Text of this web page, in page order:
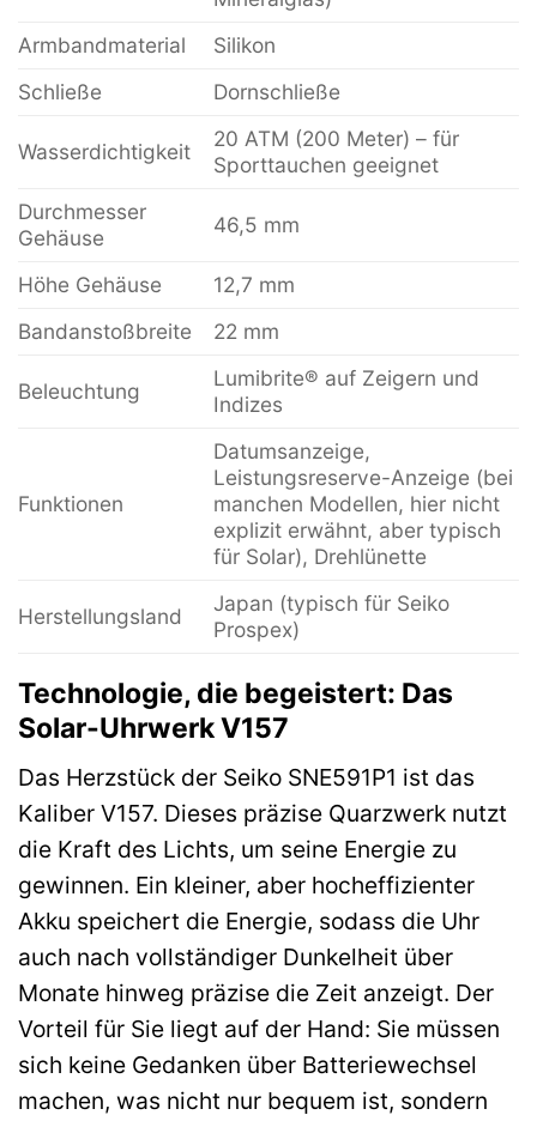
Armbandmaterial
Silikon
Schließe
Dornschließe
Wasserdichtigkeit
20 ATM (200 Meter) – für
Sporttauchen geeignet
Durchmesser
Gehäuse
46,5 mm
Höhe Gehäuse
12,7 mm
Bandanstoßbreite
22 mm
Beleuchtung
Lumibrite® auf Zeigern und
Indizes
Funktionen
Datumsanzeige,
Leistungsreserve-Anzeige (bei
manchen Modellen, hier nicht
explizit erwähnt, aber typisch
für Solar), Drehlünette
Herstellungsland
Japan (typisch für Seiko
Prospex)
Technologie, die begeistert: Das
Solar-Uhrwerk V157
Das Herzstück der Seiko SNE591P1 ist das
Kaliber V157. Dieses präzise Quarzwerk nutzt
die Kraft des Lichts, um seine Energie zu
gewinnen. Ein kleiner, aber hocheffizienter
Akku speichert die Energie, sodass die Uhr
auch nach vollständiger Dunkelheit über
Monate hinweg präzise die Zeit anzeigt. Der
Vorteil für Sie liegt auf der Hand: Sie müssen
sich keine Gedanken über Batteriewechsel
machen, was nicht nur bequem ist, sondern